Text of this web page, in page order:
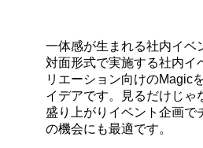
一体感が生まれる社内イベ
対面形式で実施する社内イ
リエーション向けのMagic
イデアです。見るだけじゃ
盛り上がりイベント企画で
の機会にも最適です。